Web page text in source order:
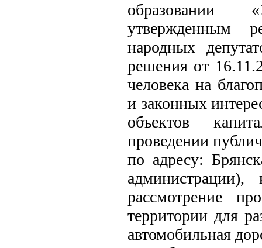
образовании
утвержденным
народных
решения от
человека на
и законных
объектов
проведении
по адресу:
рассмотрение
территории для
автомобильная